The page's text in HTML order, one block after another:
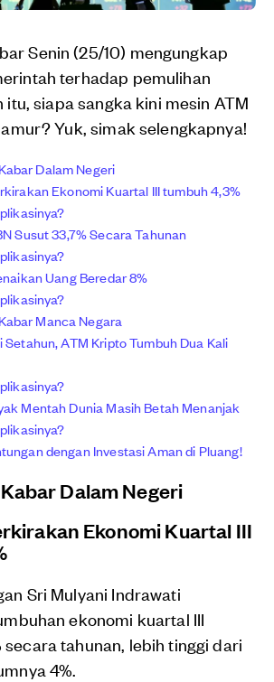
Senin (25/10) mengungkap
terhadap pemulihan
itu, siapa sangka kini mesin ATM
Yuk, simak selengkapnya!
Dalam Negeri
Ekonomi Kuartal III tumbuh 4,3%
Susut 33,7% Secara Tahunan
Uang Beredar 8%
Manca Negara
Setahun, ATM Kripto Tumbuh Dua Kali
Mentah Dunia Masih Betah Menanjak
dengan Investasi Aman di Pluang!
Dalam Negeri
Ekonomi Kuartal III
Sri Mulyani Indrawati
ekonomi kuartal III
secara tahunan, lebih tinggi dari
4%.